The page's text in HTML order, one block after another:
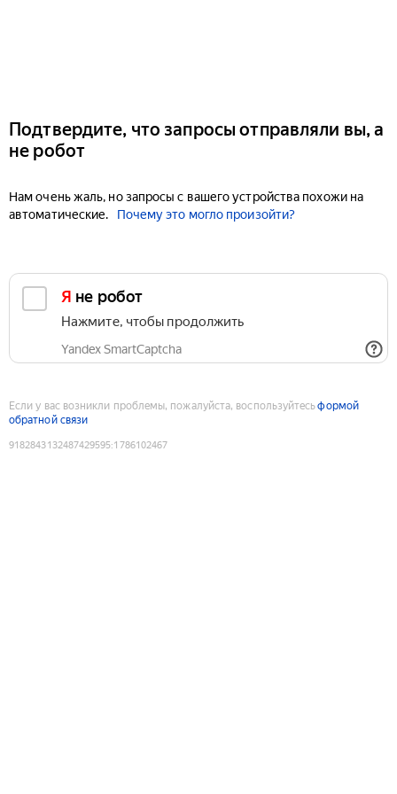
Подтвердите, что запросы отправляли вы, а
не робот
Нам очень жаль, но запросы с вашего устройства похожи на
автоматические.
Почему это могло произойти?
Я не робот
Нажмите, чтобы продолжить
Yandex SmartCaptcha
Если у вас возникли проблемы, пожалуйста, воспользуйтесьформой
обратной связи
9182843132487429595:1786102467